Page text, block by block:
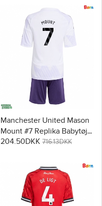
Manchester United Mason
Mount #7 Replika Babytøj
Udebanesæt Børn 2025-26
204.50DKK 716.13DKK